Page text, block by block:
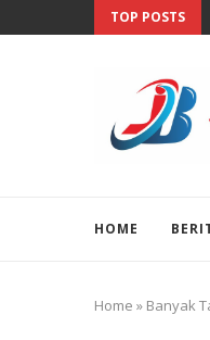
TOP POSTS
HOME
Home » Banyak